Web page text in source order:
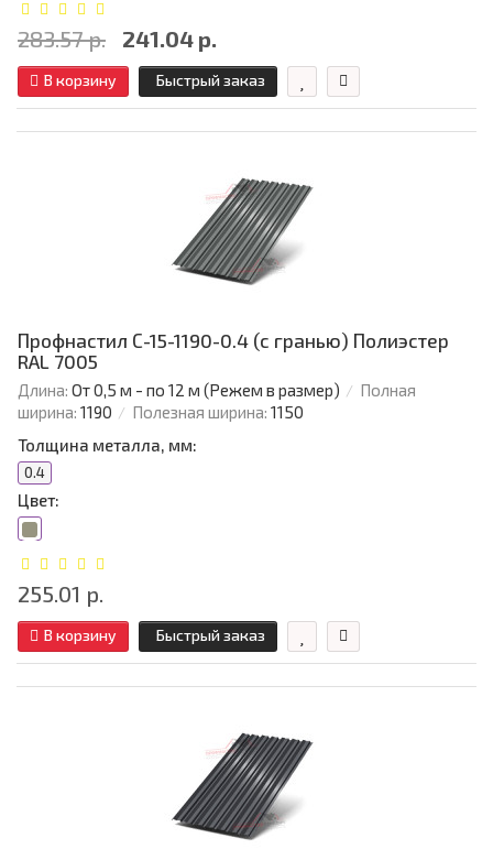
283.57 р. 241.04 р.
В корзину Быстрый заказ
Профнастил С-15-1190-0.4 (с гранью) Полиэстер
RAL 7005
Длина: От 0,5 м - по 12 м (Режем в размер)
Полная
ширина: 1190 Полезная ширина: 1150
Толщина металла, мм:
0.4
Цвет:
255.01 р.
В корзину Быстрый заказ